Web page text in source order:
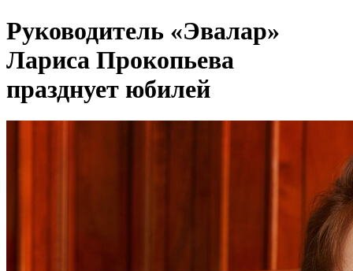
Руководитель «Эвалар»
Лариса Прокопьева
празднует юбилей